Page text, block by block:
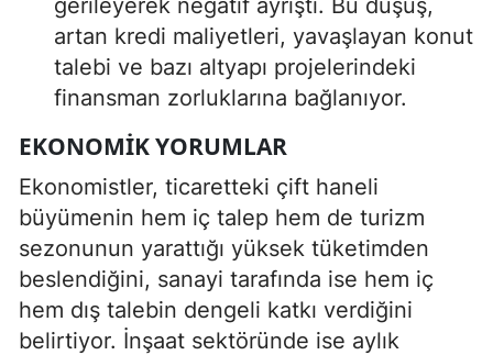
artan kredi maliyetleri, yavaşlayan konut
talebi ve bazı altyapı projelerindeki
finansman zorluklarına bağlanıyor.
EKONOMIK YORUMLAR
Ekonomistler, ticaretteki çift haneli
büyümenin hem iç talep hem de turizm
sezonunun yarattığı yüksek tüketimden
beslendiğini, sanayi tarafında ise hem iç
hem dış talebin dengeli katkı verdiğini
belirtiyor. İnşaat sektöründe ise aylık